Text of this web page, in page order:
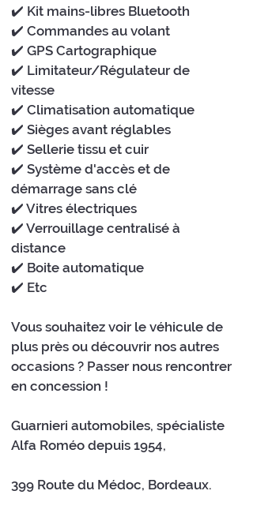
✔️ Kit mains-libres Bluetooth
✔️ Commandes au volant
✔️ GPS Cartographique
✔️ Limitateur/Régulateur de
vitesse
✔️ Climatisation automatique
✔️ Sièges avant réglables
✔️ Sellerie tissu et cuir
✔️ Système d'accès et de
démarrage sans clé
✔️ Vitres électriques
✔️ Verrouillage centralisé à
distance
✔️ Boite automatique
✔️ Etc
Vous souhaitez voir le véhicule de
plus près ou découvrir nos autres
occasions ? Passer nous rencontrer
en concession !
Guarnieri automobiles, spécialiste
Alfa Roméo depuis 1954,
399 Route du Médoc, Bordeaux.